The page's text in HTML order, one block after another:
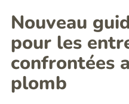
Diagnostic
radon
Diagnostics
Déchets
PEMD
Nouveau
pour les
confrontées
plomb